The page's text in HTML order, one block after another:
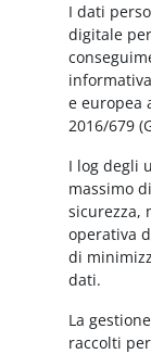
I dati
digitale
e europea
2016/679
I log degli
massimo
sicurezza,
operativa
di
dati.
La
raccolti